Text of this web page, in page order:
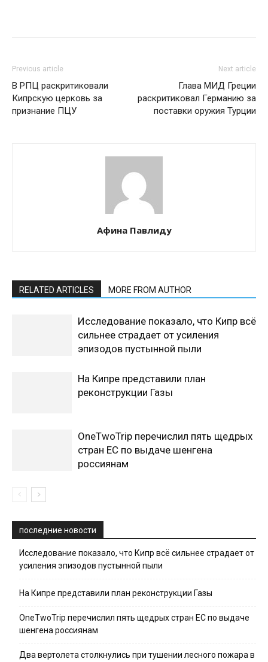
Previous article
В РПЦ раскритиковали
Кипрскую церковь за
признание ПЦУ
Next article
Глава МИД Греции
раскритиковал Германию за
поставки оружия Турции
Афина Павлиду
RELATED ARTICLES MORE FROM AUTHOR
Исследование показало, что Кипр всё
сильнее страдает от усиления
эпизодов пустынной пыли
На Кипре представили план
реконструкции Газы
OneTwoTrip перечислил пять щедрых
стран ЕС по выдаче шенгена
россиянам
последние новости
Исследование показало, что Кипр всё сильнее страдает от
усиления эпизодов пустынной пыли
На Кипре представили план реконструкции Газы
OneTwoTrip перечислил пять щедрых стран ЕС по выдаче
шенгена россиянам
Два вертолета столкнулись при тушении лесного пожара в